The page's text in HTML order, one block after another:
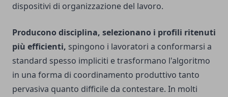
dispositivi di organizzazione del lavoro.
Producono disciplina, selezionano i profili ritenuti
più efficienti, spingono i lavoratori a conformarsi a
standard spesso impliciti e trasformano l'algoritmo
in una forma di coordinamento produttivo tanto
pervasiva quanto difficile da contestare. In molti